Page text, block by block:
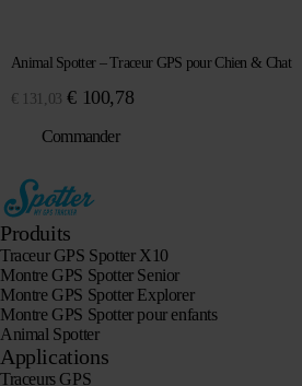
Animal Spotter – Traceur GPS pour Chien & Chat
€ 131,03 Le
initial
€ 131,03.
€ 100,78Le
Commander
Produits
Traceur GPS Spotter X10
Montre GPS Spotter Senior
Montre GPS Spotter Explorer
Montre GPS Spotter pour enfants
Animal Spotter
Applications
Traceurs GPS